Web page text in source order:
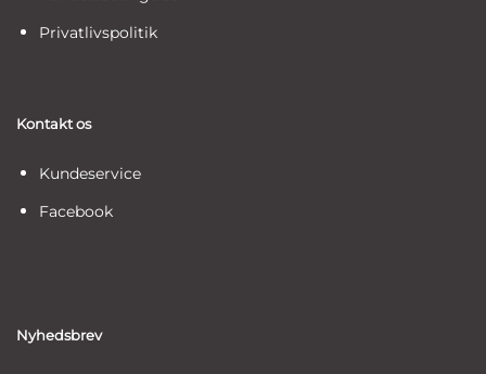
Privatlivspolitik
Kontakt os
Kundeservice
Facebook
Nyhedsbrev